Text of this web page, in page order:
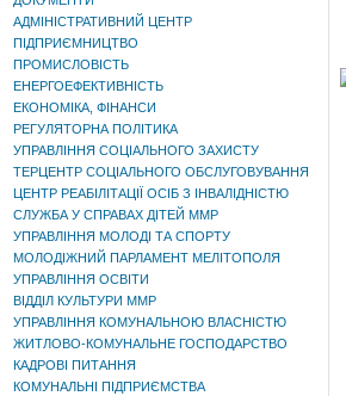
АДМІНІСТРАТИВНИЙ ЦЕНТР
ПІДПРИЄМНИЦТВО
ПРОМИСЛОВІСТЬ
ЕНЕРГОЕФЕКТИВНІСТЬ
ЕКОНОМІКА, ФІНАНСИ
РЕГУЛЯТОРНА ПОЛІТИКА
УПРАВЛІННЯ СОЦІАЛЬНОГО ЗАХИСТУ
ТЕРЦЕНТР СОЦІАЛЬНОГО ОБСЛУГОВУВАННЯ
ЦЕНТР РЕАБІЛІТАЦІЇ ОСІБ З ІНВАЛІДНІСТЮ
СЛУЖБА У СПРАВАХ ДІТЕЙ ММР
УПРАВЛІННЯ МОЛОДІ ТА СПОРТУ
МОЛОДІЖНИЙ ПАРЛАМЕНТ МЕЛІТОПОЛЯ
УПРАВЛІННЯ ОСВІТИ
ВІДДІЛ КУЛЬТУРИ ММР
УПРАВЛІННЯ КОМУНАЛЬНОЮ ВЛАСНІСТЮ
ЖИТЛОВО-КОМУНАЛЬНЕ ГОСПОДАРСТВО
КАДРОВІ ПИТАННЯ
КОМУНАЛЬНІ ПІДПРИЄМСТВА